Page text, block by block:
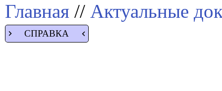
Главная // Актуальные
СПРАВКА